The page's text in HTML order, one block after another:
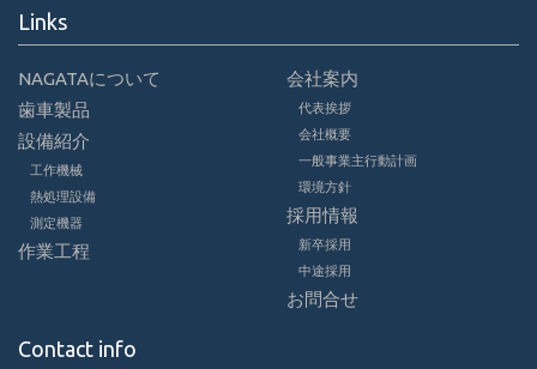
Links
NAGATAについて
歯車製品
設備紹介
工作機械
熱処理設備
測定機器
作業工程
会社案内
代表挨拶
会社概要
一般事業主行動計画
環境方針
採用情報
新卒採用
中途採用
お問合せ
Contact info